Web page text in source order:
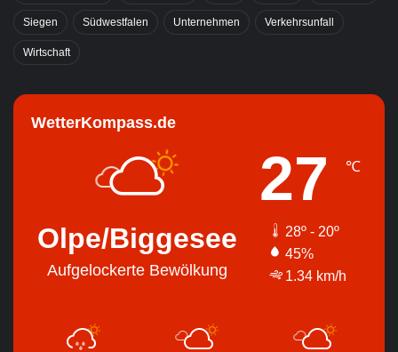
Siegen Südwestfalen Unternehmen Verkehrsunfall
Wirtschaft
WetterKompass.de
Olpe/Biggesee
Aufgelockerte Bewölkung
27 ℃
28º - 20º
45%
1.34 km/h